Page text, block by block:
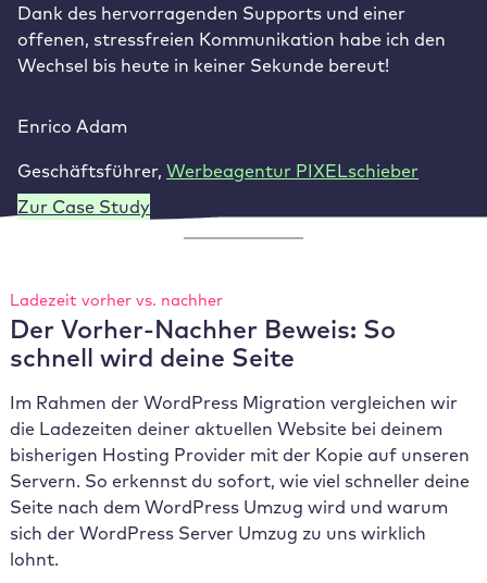
Dank des hervorragenden Supports und einer
offenen, stressfreien Kommunikation habe ich den
Wechsel bis heute in keiner Sekunde bereut!
Enrico Adam
Geschäftsführer, Werbeagentur PIXELschieber
Zur Case Study
Ladezeit vorher vs. nachher
Der Vorher-Nachher Beweis: So
schnell wird deine Seite
Im Rahmen der WordPress Migration vergleichen wir
die Ladezeiten deiner aktuellen Website bei deinem
bisherigen Hosting Provider mit der Kopie auf unseren
Servern. So erkennst du sofort, wie viel schneller deine
Seite nach dem WordPress Umzug wird und warum
sich der WordPress Server Umzug zu uns wirklich
lohnt.